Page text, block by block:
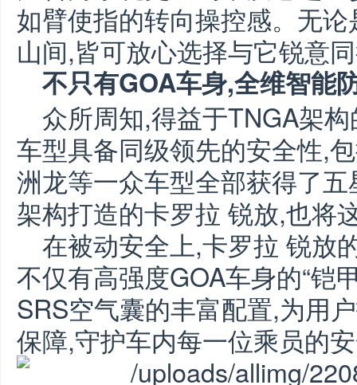
如臂使指的转向操控感。无
山间,皆可放心选择与它锐意
不只有GOA车身,全维智能
众所周知,得益于TNGA架
车型具备同级领先的安全性,
洲龙等一众车型全部获得了
架构打造的卡罗拉 锐放,也将
在被动安全上,卡罗拉 锐放
不仅有高强度GOA车身的“铠
SRS空气囊的丰富配置,为用
保障,守护车内每一位乘员的